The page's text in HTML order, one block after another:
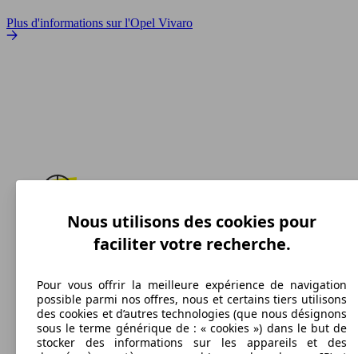
Plus d'informations sur l'Opel Vivaro
191 km/h
Diesel
Nous utilisons des cookies pour
faciliter votre recherche.
Pour vous offrir la meilleure expérience de navigation
possible parmi nos offres, nous et certains tiers utilisons
des cookies et d’autres technologies (que nous désignons
sous le terme générique de : « cookies ») dans le but de
stocker des informations sur les appareils et des